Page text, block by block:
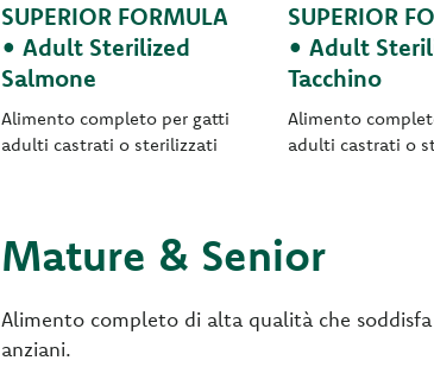
SUPERIOR FORMULA
• Adult Sterilized
Salmone
Alimento completo per gatti
adulti castrati o sterilizzati
SUPERIOR
• Adult
Tacchino
Alimento
adulti castrati o
Mature & Senior
Alimento completo di alta qualità che
anziani.